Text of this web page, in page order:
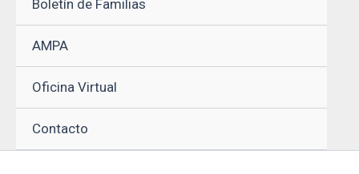
Boletín de Familias
AMPA
Oficina Virtual
Contacto